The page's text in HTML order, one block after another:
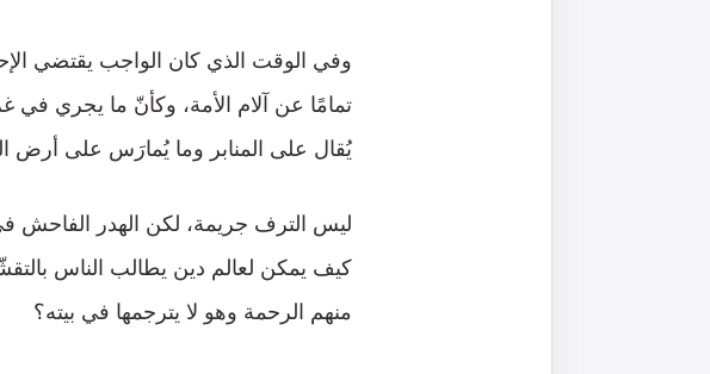
وفي الوقت الذي كان الواجب يقتضي
تمامًا عن آلام الأمة، وكأنّ ما يجري
يُقال على المنابر وما يُمارَس على أرض
ليس الترف جريمة، لكن الهدر الفاحش
كيف يمكن لعالم دين يطالب الناس
منهم الرحمة وهو لا يترجمها في بيته؟